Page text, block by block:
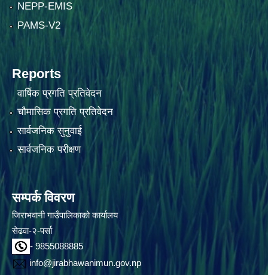
NEPP-EMIS
PAMS-V2
Reports
वार्षिक प्रगति प्रतिवेदन
चौमासिक प्रगति प्रतिवेदन
सार्वजनिक सुनुवाई
सार्वजनिक परीक्षण
सम्पर्क विवरण
जिराभवानी गाउँपालिकाको कार्यालय
सेढवा-२-पर्सा
- 9855088885
info@jirabhawanimun.gov.np